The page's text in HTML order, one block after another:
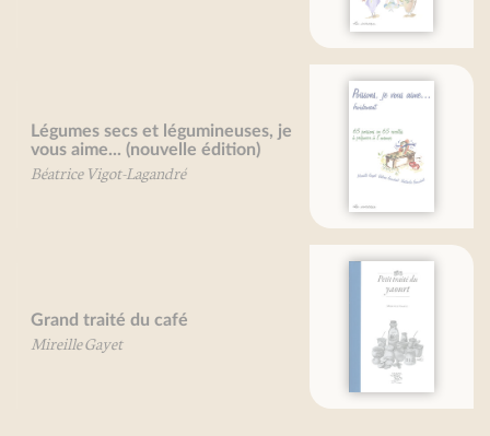
Poissons, je vous aime...
Valérie Gaudant
Nathalie Gaudant